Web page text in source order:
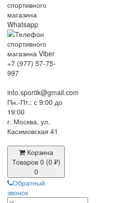
+7 (977) 57-75-
997
info.sportik@gmail.com
Пн.-Пт.: с 9:00 до
19:00
г. Москва, ул.
Касимовская 41
Корзина
Товаров 0 (0 ₽)
0
Обратный
звонок